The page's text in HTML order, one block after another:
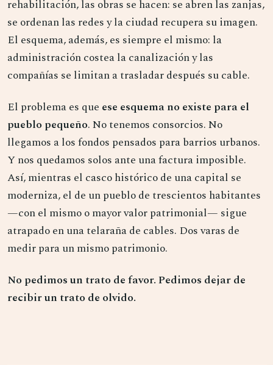
rehabilitación, las obras se hacen: se abren las zanjas,
se ordenan las redes y la ciudad recupera su imagen.
El esquema, además, es siempre el mismo: la
administración costea la canalización y las
compañías se limitan a trasladar después su cable.
El problema es que ese esquema no existe para el
pueblo pequeño. No tenemos consorcios. No
llegamos a los fondos pensados para barrios urbanos.
Y nos quedamos solos ante una factura imposible.
Así, mientras el casco histórico de una capital se
moderniza, el de un pueblo de trescientos habitantes
—con el mismo o mayor valor patrimonial— sigue
atrapado en una telaraña de cables. Dos varas de
medir para un mismo patrimonio.
No pedimos un trato de favor. Pedimos dejar de
recibir un trato de olvido.